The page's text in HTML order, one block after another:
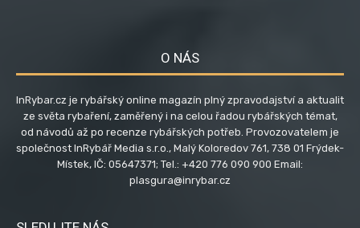
O NÁS
InRybar.cz je rybářský online magazín plný zpravodajství a aktualit
ze světa rybaření, zaměřený i na celou řadou rybářských témat,
od návodů až po recenze rybářských potřeb. Provozovatelem je
společnost InRybář Media s.r.o., Malý Koloredov 761, 738 01 Frýdek-
Místek, IČ: 05647371; Tel.: +420 776 090 900 Email:
plasgura@inrybar.cz